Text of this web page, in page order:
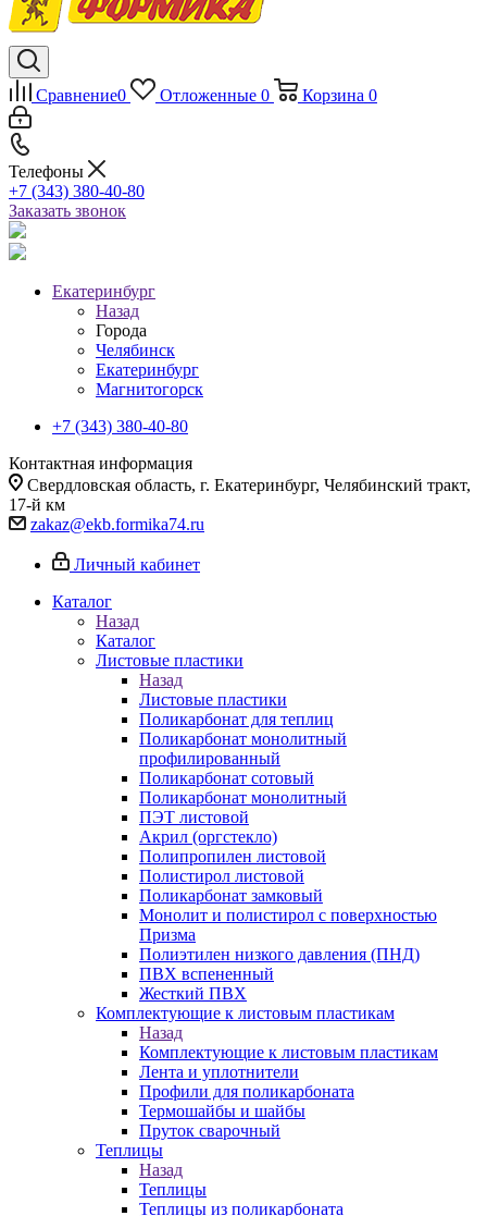
Сравнение0 Отложенные 0 Корзина 0
Телефоны
+7 (343) 380-40-80
Заказать звонок
Екатеринбург
Назад
Города
Челябинск
Екатеринбург
Магнитогорск
+7 (343) 380-40-80
Контактная информация
Свердловская область, г. Екатеринбург, Челябинский тракт,
17-й км
zakaz@ekb.formika74.ru
Личный кабинет
Каталог
Назад
Каталог
Листовые пластики
Назад
Листовые пластики
Поликарбонат для теплиц
Поликарбонат монолитный
профилированный
Поликарбонат сотовый
Поликарбонат монолитный
ПЭТ листовой
Акрил (оргстекло)
Полипропилен листовой
Полистирол листовой
Поликарбонат замковый
Монолит и полистирол с поверхностью
Призма
Полиэтилен низкого давления (ПНД)
ПВХ вспененный
Жесткий ПВХ
Комплектующие к листовым пластикам
Назад
Комплектующие к листовым пластикам
Лента и уплотнители
Профили для поликарбоната
Термошайбы и шайбы
Пруток сварочный
Теплицы
Назад
Теплицы
Теплицы из поликарбоната